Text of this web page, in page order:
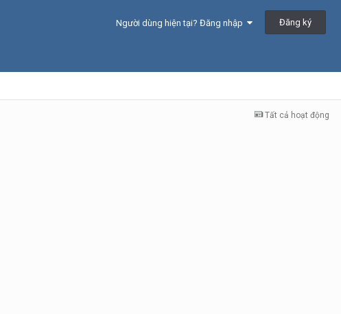
Người dùng hiện tại? Đăng nhập Đăng ký
Tất cả hoạt động